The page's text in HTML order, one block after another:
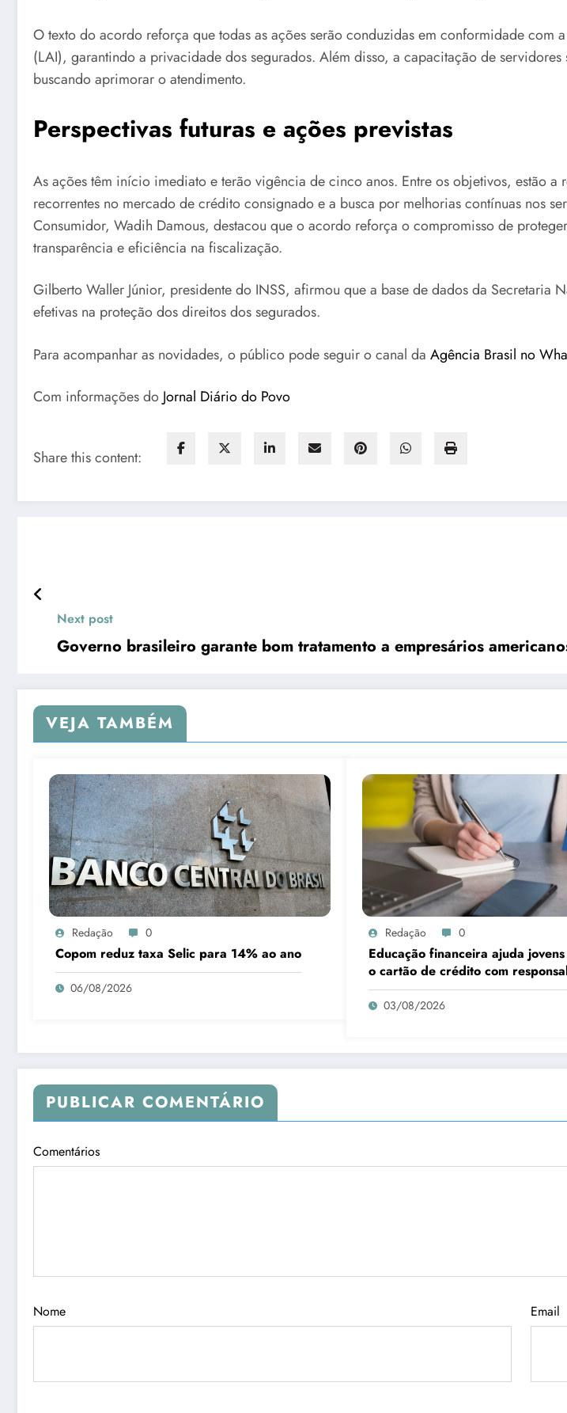
O texto do acordo reforça que todas as ações serão conduzidas em conformidade com
(LAI), garantindo a privacidade dos segurados. Além disso, a capacitação de
buscando aprimorar o atendimento.
Perspectivas futuras e ações previstas
As ações têm início imediato e terão vigência de cinco anos. Entre os objetivos, estão
recorrentes no mercado de crédito consignado e a busca por melhorias contínuas nos
Consumidor, Wadih Damous, destacou que o acordo reforça o compromisso de
transparência e eficiência na fiscalização.
Gilberto Waller Júnior, presidente do INSS, afirmou que a base de dados da Secretaria
efetivas na proteção dos direitos dos segurados.
Para acompanhar as novidades, o público pode seguir o canal da Agência Brasil no
Com informações do Jornal Diário do Povo
Share this content:
Next post
Governo brasileiro garante bom tratamento a empresários
VEJA TAMBÉM
Redação 0
Copom reduz taxa Selic para 14% ao ano
06/08/2026
Redação 0
Educação financeira ajuda
o cartão de crédito com
03/08/2026
PUBLICAR COMENTÁRIO
Comentários
Nome Email